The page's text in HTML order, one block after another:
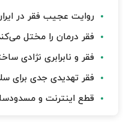
روایت عجیب فقر در
فقر درمان را مختل
فقر و نابرابری نژادی
فقر تهدیدی جدی برای
قطع اینترنت و